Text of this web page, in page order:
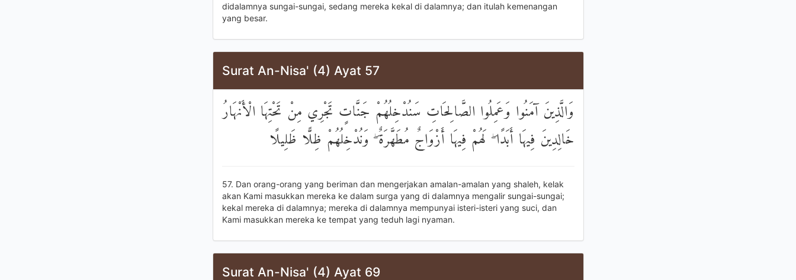
didalamnya sungai-sungai, sedang mereka kekal di dalamnya; dan itulah kemenangan
yang besar.
Surat An-Nisa' (4) Ayat 57
وَالَّذِينَ آمَنُوا وَعَمِلُوا الصَّالِحَاتِ سَنُدْخِلُهُمْ جَنَّاتٍ تَجْرِي مِنْ تَحْتِهَا الْأَنْهَارُ
خَالِدِينَ فِيهَا أَبَدًا ۖ لَهُمْ فِيهَا أَزْوَاجٌ مُطَهَّرَةٌ ۖ وَنُدْخِلُهُمْ ظِلًّا ظَلِيلًا
57. Dan orang-orang yang beriman dan mengerjakan amalan-amalan yang shaleh, kelak
akan Kami masukkan mereka ke dalam surga yang di dalamnya mengalir sungai-sungai;
kekal mereka di dalamnya; mereka di dalamnya mempunyai isteri-isteri yang suci, dan
Kami masukkan mereka ke tempat yang teduh lagi nyaman.
Surat An-Nisa' (4) Ayat 69